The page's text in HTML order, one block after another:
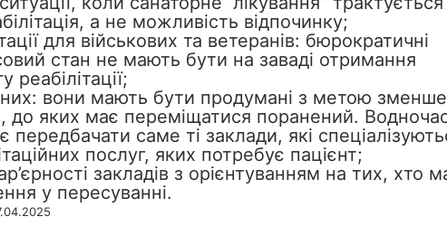
а не можливість відпочинку;
для військових та ветеранів: бюрократичні
стан не мають бути на заваді отримання
реабілітації;
вони мають бути продумані з метою
до яких має переміщатися поранений.
передбачати саме ті заклади, які
послуг, яких потребує пацієнт;
закладів з орієнтуванням на тих, хто
у пересуванні.